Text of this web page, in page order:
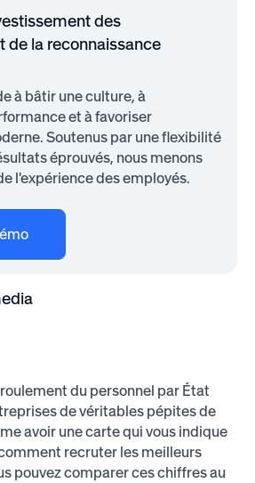
des
de la reconnaissance
à bâtir une culture, à
et à favoriser
Soutenus par une flexibilité
éprouvés, nous menons
l'expérience des employés.
du personnel par État
de véritables pépites de
avoir une carte qui vous indique
recruter les meilleurs
pouvez comparer ces chiffres au